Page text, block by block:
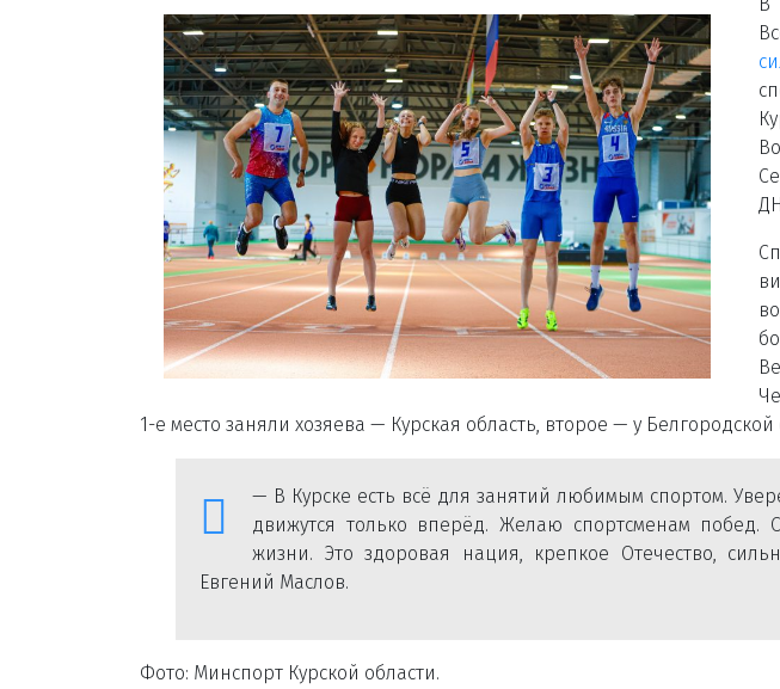
1-е место заняли хозяева — Курская область, второе — у
— В Курске есть всё для занятий любимым спортом.
движутся только вперёд. Желаю спортсменам
жизни. Это здоровая нация, крепкое Отечество,
Евгений Маслов.
Фото: Минспорт Курской области.